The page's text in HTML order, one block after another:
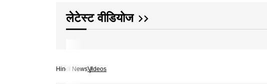
लेटेस्ट वीडियोज
Hindi NewsVideos